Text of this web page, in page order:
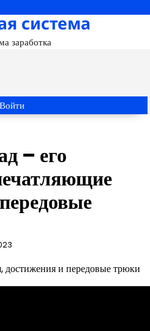
система
заработка
Войти
– его